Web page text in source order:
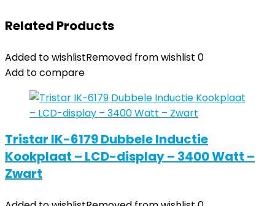
Related Products
Added to wishlistRemoved from wishlist 0
Add to compare
Tristar IK-6179 Dubbele Inductie
Kookplaat – LCD-display – 3400 Watt –
Zwart